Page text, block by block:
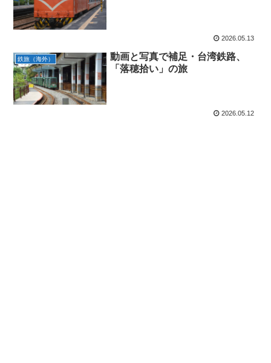
2026.05.13
鉄旅（海外）
動画と写真で補足・台湾鉄路、
「落穂拾い」の旅
2026.05.12